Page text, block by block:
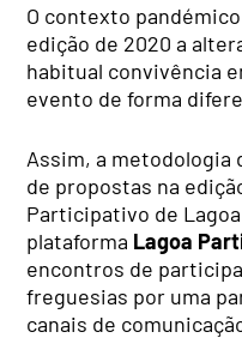
O contexto
edição de 2020 a
habitual convivência
evento de forma
Assim, a metodologia
de propostas na
Participativo de
plataforma Lagoa
encontros de
freguesias por uma
canais de